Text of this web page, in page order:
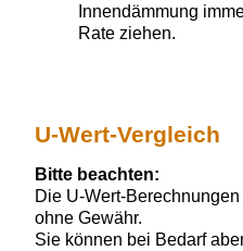
Innendämmung
Rate ziehen.
U-Wert-Vergleich
Bitte beachten:
Die U-Wert-
ohne Gewähr.
Sie können bei Bedarf